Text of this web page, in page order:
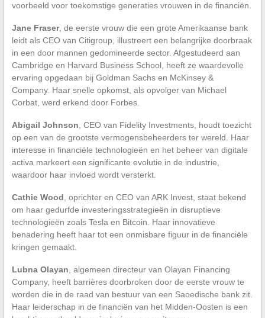
voorbeeld voor toekomstige generaties vrouwen in de financiën.
Jane Fraser, de eerste vrouw die een grote Amerikaanse bank
leidt als CEO van Citigroup, illustreert een belangrijke doorbraak
in een door mannen gedomineerde sector. Afgestudeerd aan
Cambridge en Harvard Business School, heeft ze waardevolle
ervaring opgedaan bij Goldman Sachs en McKinsey &
Company. Haar snelle opkomst, als opvolger van Michael
Corbat, werd erkend door Forbes.
Abigail Johnson , CEO van Fidelity Investments, houdt toezicht
op een van de grootste vermogensbeheerders ter wereld. Haar
interesse in financiële technologieën en het beheer van digitale
activa markeert een significante evolutie in de industrie,
waardoor haar invloed wordt versterkt.
Cathie Wood , oprichter en CEO van ARK Invest, staat bekend
om haar gedurfde investeringsstrategieën in disruptieve
technologieën zoals Tesla en Bitcoin. Haar innovatieve
benadering heeft haar tot een onmisbare figuur in de financiële
kringen gemaakt.
Lubna Olayan , algemeen directeur van Olayan Financing
Company, heeft barrières doorbroken door de eerste vrouw te
worden die in de raad van bestuur van een Saoedische bank zit.
Haar leiderschap in de financiën van het Midden-Oosten is een